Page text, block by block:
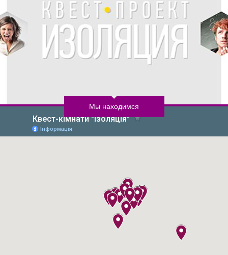
Мы находимся